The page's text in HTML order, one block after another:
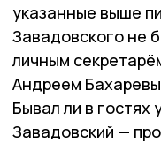
указанные выше
Завадовского не
личным
Андреем
Бывал ли в
Завадовский —